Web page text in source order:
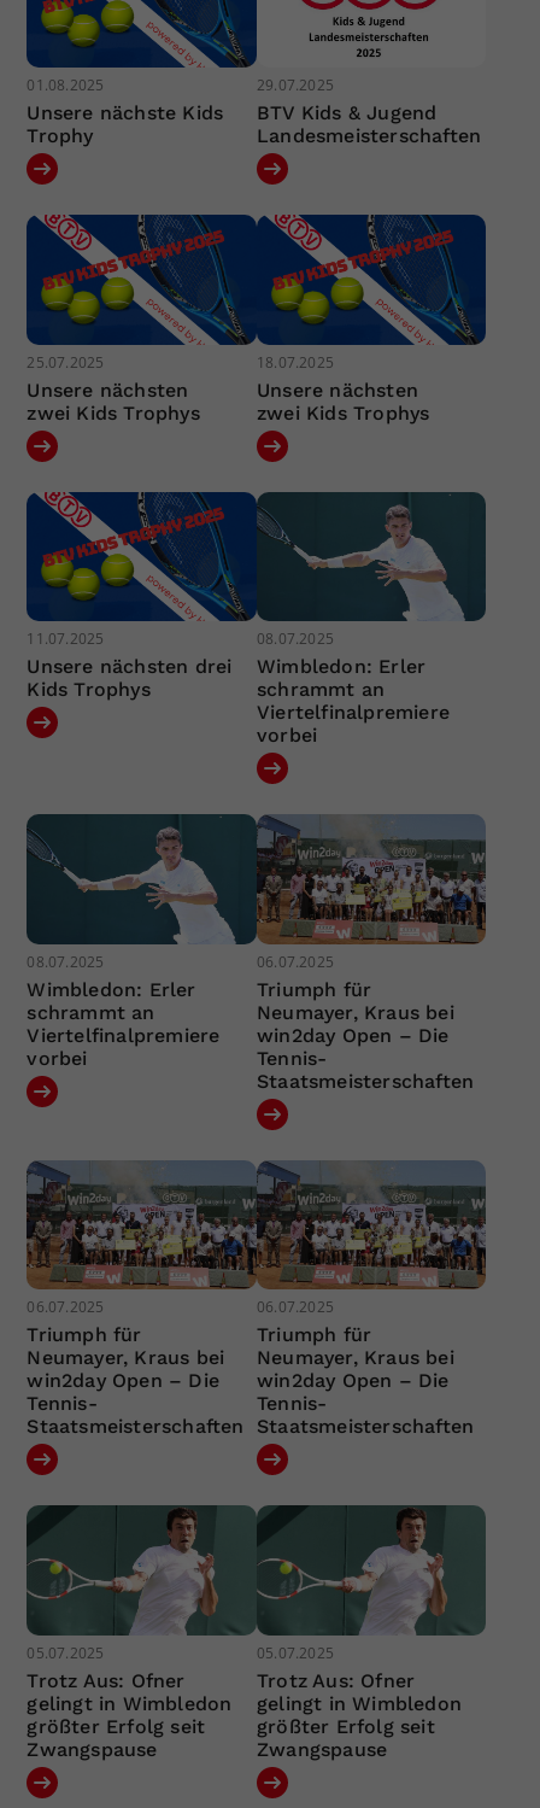
01.08.2025
Unsere nächste Kids
Trophy
29.07.2025
BTV Kids & Jugend
Landesmeisterschaften
25.07.2025
Unsere nächsten
zwei Kids Trophys
18.07.2025
Unsere nächsten
zwei Kids Trophys
11.07.2025
Unsere nächsten drei
Kids Trophys
08.07.2025
Wimbledon: Erler
schrammt an
Viertelfinalpremiere
vorbei
08.07.2025
Wimbledon: Erler
schrammt an
Viertelfinalpremiere
vorbei
06.07.2025
Triumph für
Neumayer, Kraus bei
win2day Open – Die
Tennis-
Staatsmeisterschaften
06.07.2025
Triumph für
Neumayer, Kraus bei
win2day Open – Die
Tennis-
Staatsmeisterschaften
06.07.2025
Triumph für
Neumayer, Kraus bei
win2day Open – Die
Tennis-
Staatsmeisterschaften
05.07.2025
Trotz Aus: Ofner
gelingt in Wimbledon
größter Erfolg seit
Zwangspause
05.07.2025
Trotz Aus: Ofner
gelingt in Wimbledon
größter Erfolg seit
Zwangspause